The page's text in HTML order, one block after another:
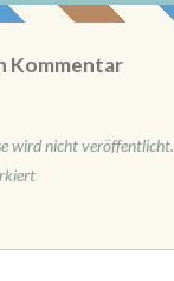
Kommentar
wird nicht veröffentlicht.